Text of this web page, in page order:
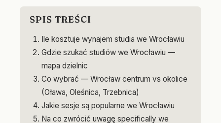
SPIS TREŚCI
Ile kosztuje wynajem studia we Wrocławiu
Gdzie szukać studiów we Wrocławiu —
mapa dzielnic
Co wybrać — Wrocław centrum vs okolice
(Oława, Oleśnica, Trzebnica)
Jakie sesje są popularne we Wrocławiu
Na co zwrócić uwagę specifically we